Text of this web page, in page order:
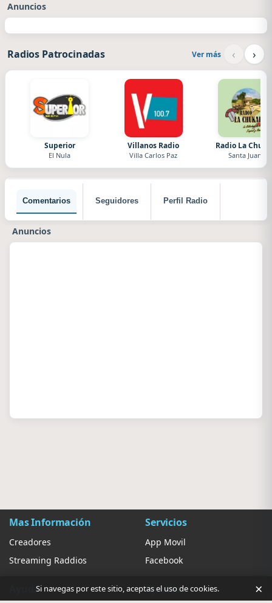
Anuncios
Radios Patrocinadas Ver más ‹ ›
Superior
El Nula
Villanos Radio
Villa Carlos Paz
Radio La
Santa Juana
Comentarios Seguidores Perfil Radio
Anuncios
Mas Información
Creadores
Streaming Raddios
Servicios
App Movil
Facebook
Ayuda Ajustes
Si navegas por este sitio, aceptas el uso de cookies. ×